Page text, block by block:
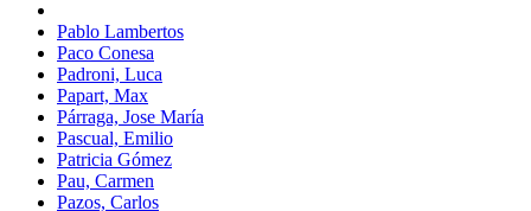
Pablo Lambertos
Paco Conesa
Padroni, Luca
Papart, Max
Párraga, Jose María
Pascual, Emilio
Patricia Gómez
Pau, Carmen
Pazos, Carlos